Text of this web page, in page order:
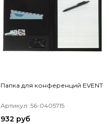
Папка для конференций EVENT
Артикул: 56-0405715
932 руб